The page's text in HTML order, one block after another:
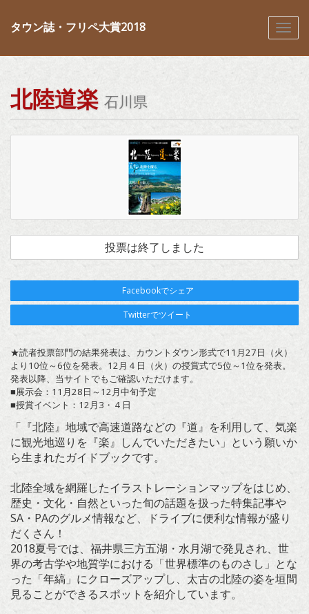
タウン誌・フリペ大賞2018
北陸道楽 石川県
投票は終了しました
Facebookでシェア
Twitterでツイート
★読者投票部門の結果発表は、カウントダウン形式で11月27日（火）
より10位～6位を発表。12月４日（火）の授賞式で5位～1位を発表。
発表以降、当サイトでもご確認いただけます。
■展示会：11月28日～12月中旬予定
■授賞イベント：12月3・４日
「『北陸』地域で高速道路などの『道』を利用して、気楽
に観光地巡りを『楽』しんでいただきたい」という願いか
ら生まれたガイドブックです。
北陸全域を網羅したイラストレーションマップをはじめ、
歴史・文化・自然といった旬の話題を扱った特集記事や
SA・PAのグルメ情報など、ドライブに便利な情報が盛り
だくさん！
2018夏号では、福井県三方五湖・水月湖で発見され、世
界の考古学や地質学における「世界標準のものさし」とな
った「年縞」にクローズアップし、太古の北陸の姿を垣間
見ることができるスポットを紹介しています。